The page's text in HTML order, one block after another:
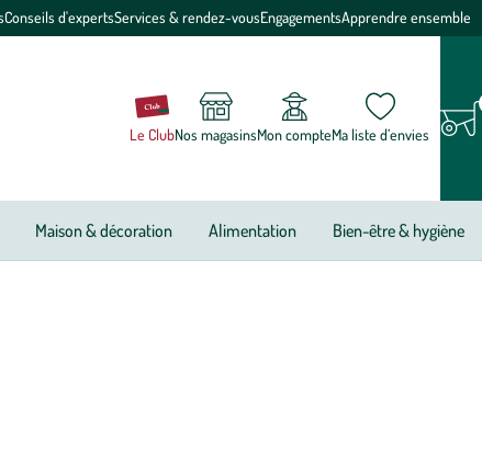
Conseils d'expertsServices & rendez-vousEngagementsApprendre ensemble
Le ClubNos magasinsMon compteMa liste d’envies
Maison & décoration Alimentation Bien-être & hygiène